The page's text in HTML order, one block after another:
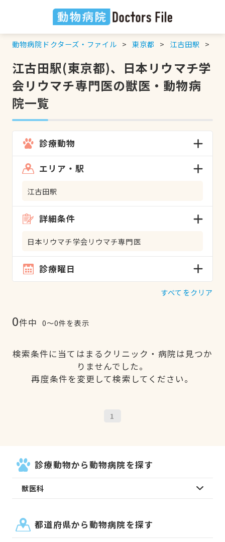
動物病院ドクターズ・ファイル 東京都 江古田駅
江古田駅(東京都)、日本リウマチ学
会リウマチ専門医の獣医・動物病
院一覧
診療動物
エリア・駅
江古田駅
詳細条件
日本リウマチ学会リウマチ専門医
診療曜日
すべてをクリア
0件中 0〜0件を表示
検索条件に当てはまるクリニック・病院は見つか
りませんでした。
再度条件を変更して検索してください。
1
診療動物から動物病院を探す
獣医科
都道府県から動物病院を探す